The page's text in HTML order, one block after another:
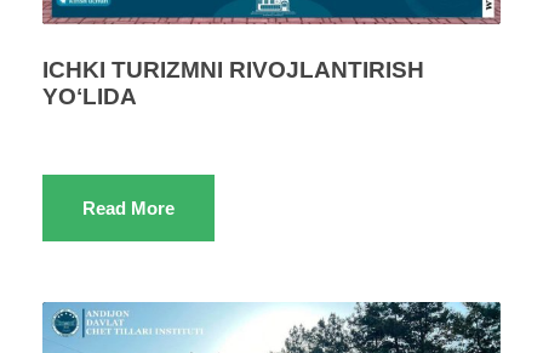
ICHKI TURIZMNI RIVOJLANTIRISH
YOʻLIDA
Read More